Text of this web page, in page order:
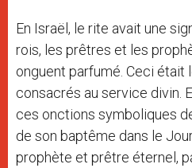
En Israël, le rite avait une
rois, les prêtres et les
onguent parfumé. Ceci était
consacrés au service divin.
ces onctions symboliques
de son baptême dans le
prophète et prêtre éternel,